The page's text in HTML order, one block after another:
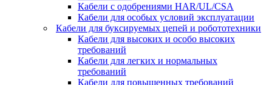
Кабели с одобрениями HAR/UL/CSA
Кабели для особых условий эксплуатации
Кабели для буксируемых цепей и робототехники
Кабели для высоких и особо высоких
требований
Кабели для легких и нормальных
требований
Кабели для повышенных требований